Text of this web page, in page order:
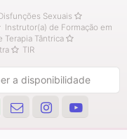
Sexuais
Instrutor(a) de Formação em
Terapia Tântrica
TIR
a disponibilidade